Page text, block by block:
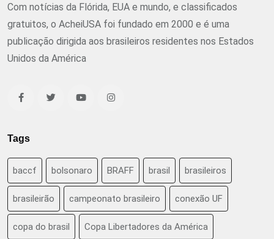
Com notícias da Flórida, EUA e mundo, e classificados
gratuitos, o AcheiUSA foi fundado em 2000 e é uma
publicação dirigida aos brasileiros residentes nos Estados
Unidos da América
Tags
baccf bolsonaro BRAFF brasil brasileiros
brasileirão campeonato brasileiro conexão UF
copa do brasil Copa Libertadores da América